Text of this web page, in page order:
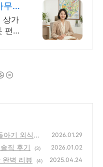
소
상가
편안
아기 외식하
2026.01.29
직 후기 (3) 2026.01.02
완벽 리뷰 (4) 2025.04.24